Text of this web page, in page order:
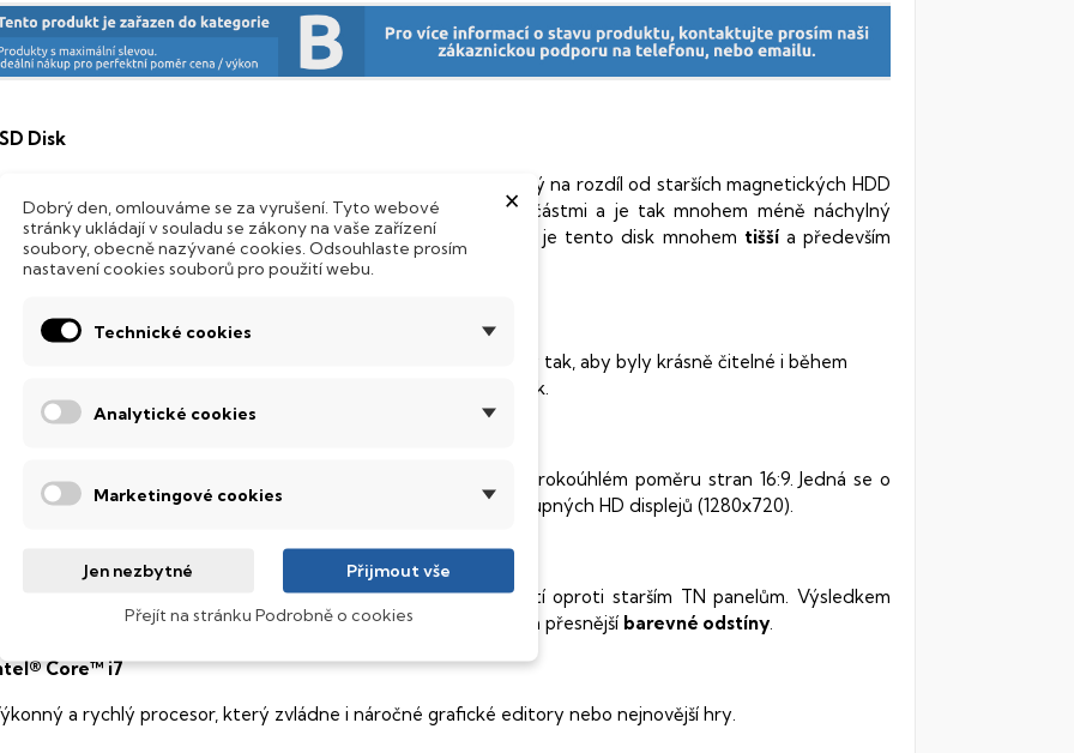
Disk
notebook je vybaven
(Solid State Drive) diskem, který na rozdíl od starších magnetických HDD
Disk Drive) disků nedisponuje žádnými pohyblivými součástmi a je tak mnohem méně náchylný
poškození. Díky použití elektronické soustavy je tento disk mnohem tišší a především
mnohemrychlejšípráci s daty.
klávesnice
systém úsporných LED diod osvítí jednotlivé klávesy tak, aby byly krásně čitelné i během
noci, stále však decentně, aby nikterak nedráždily Váš zrak.
rozlišení
tímto označením se ukrývá rozlišení 2560x1440 pixelů při širokoúhlém poměru stran 16:9. Jedná se o
vyšší množství obrazových bodů, než u běžně dostupných HD displejů (1280x720).
technologie IPS
krystaly disponují zcela odlišnou světelnou propustností oproti starším TN panelům. Výsledkem
široké pozorovací úhly (téměr180°), lepší úroveň a přesnější barevné odstíny.
Core™ i7
a rychlý procesor, který zvládne i náročné grafické editory nebo nejnovější hry.
×
Dobrý den, omlouváme se za vyrušení. Tyto webové
stránky ukládají v souladu se zákony na vaše zařízení
soubory, obecně nazývané cookies. Odsouhlaste prosím
nastavení cookies souborů pro použití webu.
Technické cookies
Analytické cookies
Marketingové cookies
Jen nezbytné Přijmout vše
Přejít na stránku Podrobně o cookies